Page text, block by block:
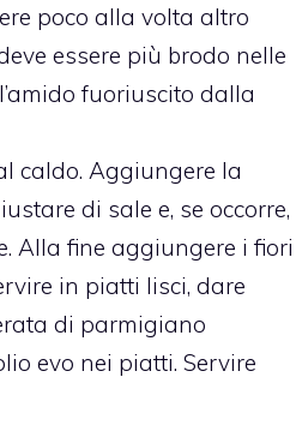
poco alla volta altro
essere più brodo nelle
fuoriuscito dalla
caldo. Aggiungere la
di sale e, se occorre,
Alla fine aggiungere i fiori
in piatti lisci, dare
di parmigiano
evo nei piatti. Servire